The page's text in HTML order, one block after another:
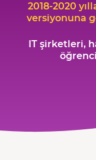
2018-2020
versiyonuna
IT şirketleri,